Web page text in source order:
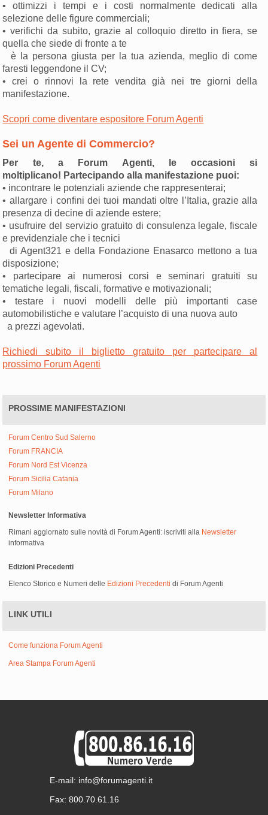
• ottimizzi i tempi e i costi normalmente dedicati alla
selezione delle figure commerciali;
• verifichi da subito, grazie al colloquio diretto in fiera, se
quella che siede di fronte a te
è la persona giusta per la tua azienda, meglio di come
faresti leggendone il CV;
• crei o rinnovi la rete vendita già nei tre giorni della
manifestazione.
Scopri come diventare espositore Forum Agenti
Sei un Agente di Commercio?
Per te, a Forum Agenti, le occasioni si
moltiplicano! Partecipando alla manifestazione puoi:
• incontrare le potenziali aziende che rappresenterai;
• allargare i confini dei tuoi mandati oltre l’Italia, grazie alla
presenza di decine di aziende estere;
• usufruire del servizio gratuito di consulenza legale, fiscale
e previdenziale che i tecnici
di Agent321 e della Fondazione Enasarco mettono a tua
disposizione;
• partecipare ai numerosi corsi e seminari gratuiti su
tematiche legali, fiscali, formative e motivazionali;
• testare i nuovi modelli delle più importanti case
automobilistiche e valutare l’acquisto di una nuova auto
a prezzi agevolati.
Richiedi subito il biglietto gratuito per partecipare al
prossimo Forum Agenti
PROSSIME MANIFESTAZIONI
Forum Centro Sud Salerno
Forum FRANCIA
Forum Nord Est Vicenza
Forum Sicilia Catania
Forum Milano
Newsletter Informativa
Rimani aggiornato sulle novità di Forum Agenti: iscriviti alla Newsletter
informativa
Edizioni Precedenti
Elenco Storico e Numeri delle Edizioni Precedenti di Forum Agenti
LINK UTILI
Come funziona Forum Agenti
Area Stampa Forum Agenti
E-mail: info@forumagenti.it
Fax: 800.70.61.16